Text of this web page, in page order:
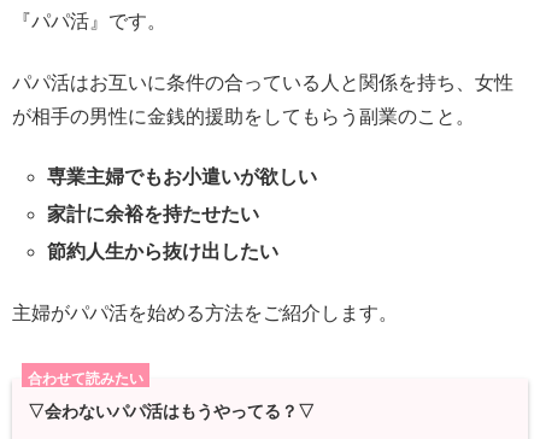
『パパ活』です。
パパ活はお互いに条件の合っている人と関係を持ち、女性
が相手の男性に金銭的援助をしてもらう副業のこと。
専業主婦でもお小遣いが欲しい
家計に余裕を持たせたい
節約人生から抜け出したい
主婦がパパ活を始める方法をご紹介します。
合わせて読みたい
▽会わないパパ活はもうやってる？▽